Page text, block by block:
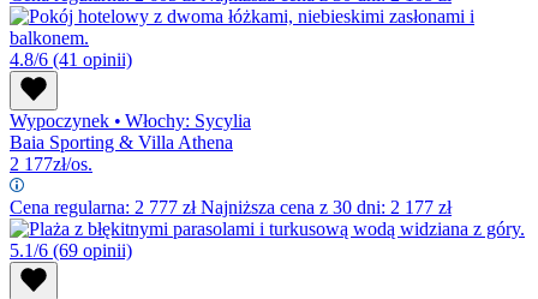
4.8/6 (41 opinii)
Wypoczynek • Włochy: Sycylia
Baia Sporting & Villa Athena
2 177zł/os.
Cena regularna: 2 777 złNajniższa cena z 30 dni: 2 177 zł
5.1/6 (69 opinii)